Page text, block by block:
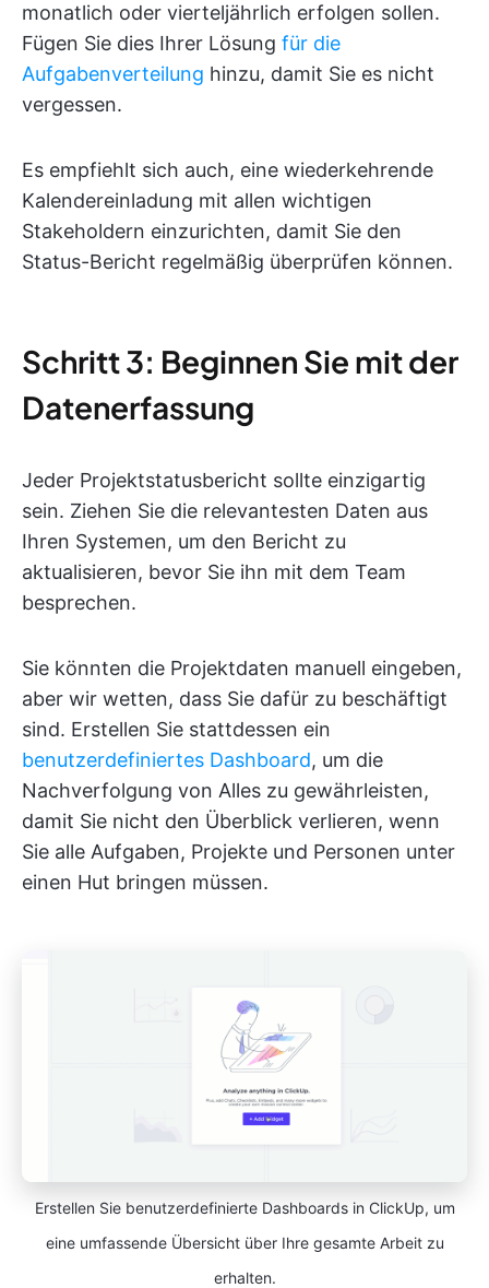
monatlich oder vierteljährlich erfolgen sollen.
Fügen Sie dies Ihrer Lösung für die
Aufgabenverteilung hinzu, damit Sie es nicht
vergessen.
Es empfiehlt sich auch, eine wiederkehrende
Kalendereinladung mit allen wichtigen
Stakeholdern einzurichten, damit Sie den
Status-Bericht regelmäßig überprüfen können.
Schritt 3: Beginnen Sie mit der
Datenerfassung
Jeder Projektstatusbericht sollte einzigartig
sein. Ziehen Sie die relevantesten Daten aus
Ihren Systemen, um den Bericht zu
aktualisieren, bevor Sie ihn mit dem Team
besprechen.
Sie könnten die Projektdaten manuell eingeben,
aber wir wetten, dass Sie dafür zu beschäftigt
sind. Erstellen Sie stattdessen ein
benutzerdefiniertes Dashboard, um die
Nachverfolgung von Alles zu gewährleisten,
damit Sie nicht den Überblick verlieren, wenn
Sie alle Aufgaben, Projekte und Personen unter
einen Hut bringen müssen.
Erstellen Sie benutzerdefinierte Dashboards in ClickUp, um
eine umfassende Übersicht über Ihre gesamte Arbeit zu
erhalten.